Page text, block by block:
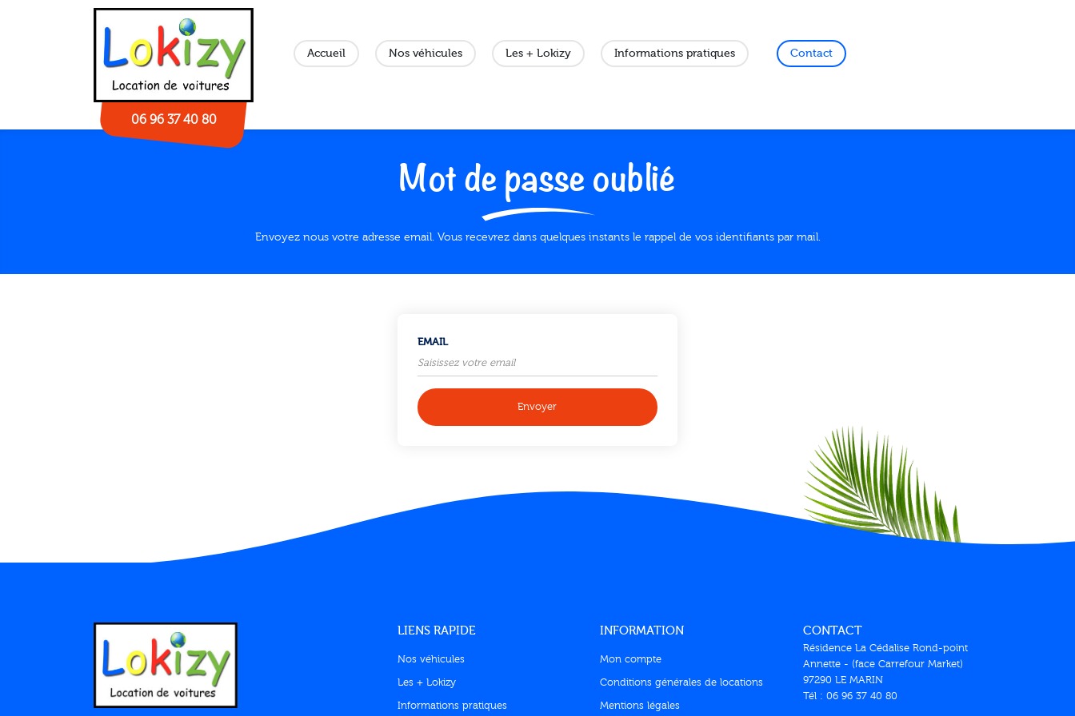
06 96 37 40 80
Accueil Nos véhicules Les + Lokizy Informations pratiques Contact
Mot de passe oublié
Envoyez nous votre adresse email. Vous recevrez dans quelques instants le rappel de vos identifiants par mail.
EMAIL
Envoyer
LIENS RAPIDE
Nos véhicules
Les + Lokizy
Informations pratiques
INFORMATION
Mon compte
Conditions générales de locations
Mentions légales
CONTACT
Résidence La Cédalise Rond-point
Annette - (face Carrefour Market)
97290 LE MARIN
Tél : 06 96 37 40 80
Panneau de gestion des cookies